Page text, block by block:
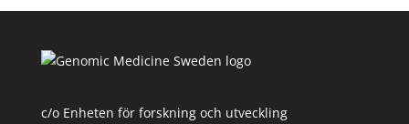
c/o Enheten för forskning och utveckling